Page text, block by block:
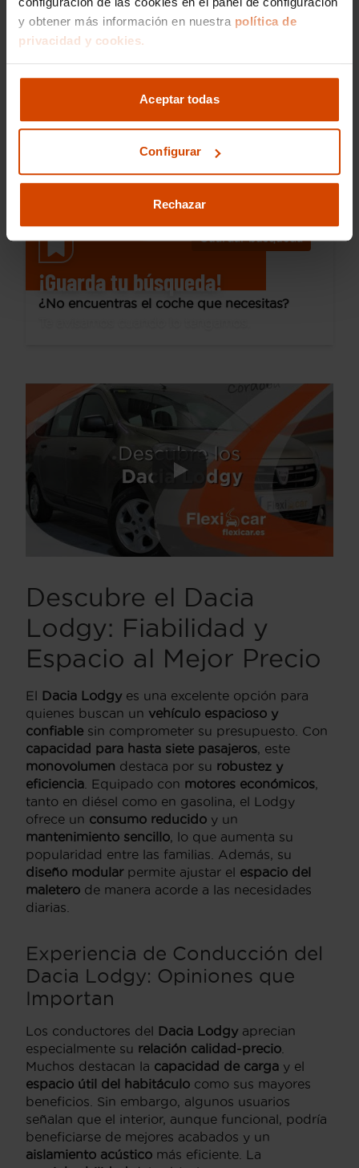
y obtener más información en nuestra política de
privacidad y cookies.
Aceptar todas
Configurar
Rechazar
16.990 €
Desde 238 € /mes*
Stepway Comfort 85kW(115CV) 7Pl
2022
28.000 km
Las Rozas Európolis
Guardar búsqueda
¡Guarda tu búsqueda!
¿No encuentras el coche que necesitas?
Descubre el Dacia
Lodgy: Fiabilidad y
Espacio al Mejor Precio
El Dacia Lodgy es una excelente opción para
quienes buscan un vehículo espacioso y
confiable sin comprometer su presupuesto. Con
capacidad para hasta siete pasajeros , este
monovolumen destaca por su robustez y
eficiencia . Equipado con motores económicos
tanto en diésel como en gasolina, el Lodgy
ofrece un consumo reducido y un
mantenimiento sencillo , lo que aumenta su
popularidad entre las familias. Además, su
diseño modularpermite ajustar el espacio del
maletero de manera acorde a las necesidades
diarias.
Experiencia de Conducción del
Dacia Lodgy: Opiniones que
Importan
Los conductores del Dacia Lodgy aprecian
especialmente su relación calidad-precio
Muchos destacan la capacidad de carga y el
espacio útil del habitáculo como sus mayores
beneficios. Sin embargo, algunos usuarios
señalan que el interior, aunque funcional, podría
beneficiarse de mejores acabados y un
aislamiento acústico más eficiente. La